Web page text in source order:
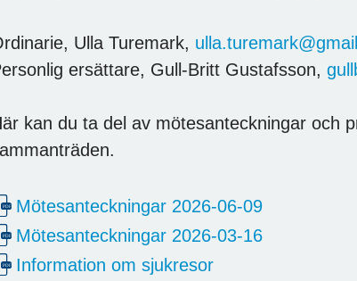
Ulla Turemark,
ersättare, Gull-Britt Gustafsson,
kan du ta del av mötesanteckningar och
Mötesanteckningar 2026-06-09
Mötesanteckningar 2026-03-16
Information om sjukresor